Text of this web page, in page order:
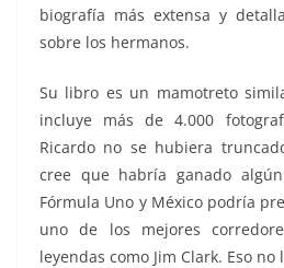
biografía más extensa y
sobre los hermanos.
Su libro es un mamotreto
incluye más de 4.000
Ricardo no se hubiera
cree que habría ganado
Fórmula Uno y México podría
uno de los mejores
leyendas como Jim Clark. Eso